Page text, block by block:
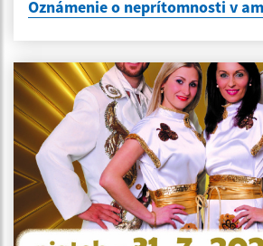
Oznámenie o neprítomnosti v